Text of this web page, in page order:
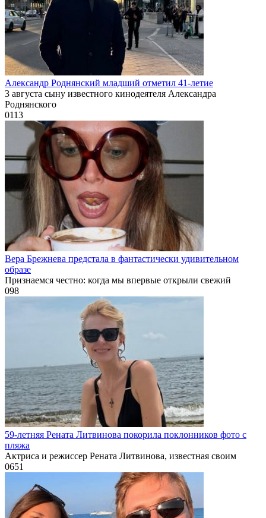
Александр Роднянский младший отметил 41-летие
3 августа сыну известного кинодеятеля Александра
Роднянского
0113
Вера Брежнева предстала в фантастически удивительном
образе
Признаемся честно: когда мы впервые открыли свежий
098
59-летняя Рената Литвинова покорила поклонников фото с
пляжа
Актриса и режиссер Рената Литвинова, известная своим
0651